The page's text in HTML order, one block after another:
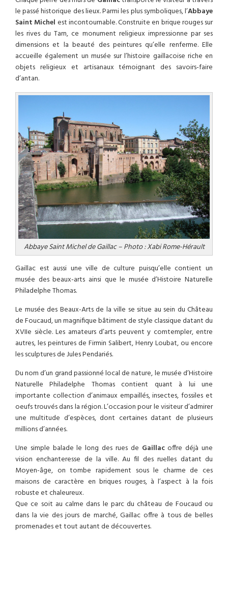
le passé historique des lieux. Parmi les plus symboliques, l’Abbaye
Saint Michel est incontournable. Construite en brique rouges sur
les rives du Tarn, ce monument religieux impressionne par ses
dimensions et la beauté des peintures qu’elle renferme. Elle
accueille également un musée sur l’histoire gaillacoise riche en
objets religieux et artisanaux témoignant des savoirs-faire
d’antan.
Abbaye Saint Michel de Gaillac – Photo : Xabi Rome-Hérault
Gaillac est aussi une ville de culture puisqu’elle contient un
musée des beaux-arts ainsi que le musée d’Histoire Naturelle
Philadelphe Thomas.
Le musée des Beaux-Arts de la ville se situe au sein du Château
de Foucaud, un magnifique bâtiment de style classique datant du
XVIIe siècle. Les amateurs d’arts peuvent y comtempler, entre
autres, les peintures de Firmin Salibert, Henry Loubat, ou encore
les sculptures de Jules Pendariés.
Du nom d’un grand passionné local de nature, le musée d’Histoire
Naturelle Philadelphe Thomas contient quant à lui une
importante collection d’animaux empaillés, insectes, fossiles et
oeufs trouvés dans la région. L’occasion pour le visiteur d’admirer
une multitude d’espèces, dont certaines datant de plusieurs
millions d’années.
Une simple balade le long des rues de Gaillacoffre déjà une
vision enchanteresse de la ville. Au fil des ruelles datant du
Moyen-âge, on tombe rapidement sous le charme de ces
maisons de caractère en briques rouges, à l’aspect à la fois
robuste et chaleureux.
Que ce soit au calme dans le parc du château de Foucaud ou
dans la vie des jours de marché, Gaillac offre à tous de belles
promenades et tout autant de découvertes.